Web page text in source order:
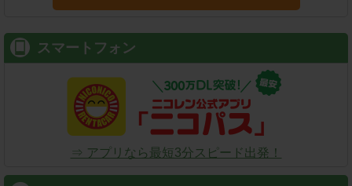
スマートフォン
⇒ アプリなら最短3分スピード出発！